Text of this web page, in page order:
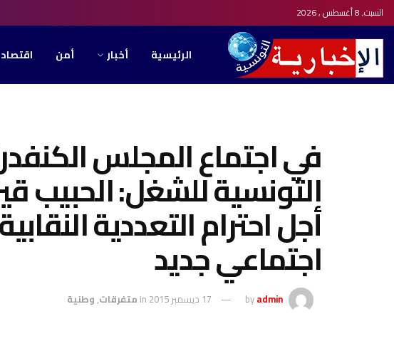
السبت, 8 أغسطس , 2026
الرئيسية أخبار أمن اقتصاد
في اجتماع المجلس
التونسية للشغل: الحبيب
أجل احترام التعددية
اجتماعي جديد
byadmin 17 ديسمبر 2015 in متفرقات,وطنية